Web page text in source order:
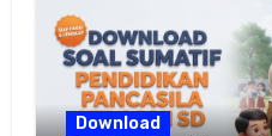
Download